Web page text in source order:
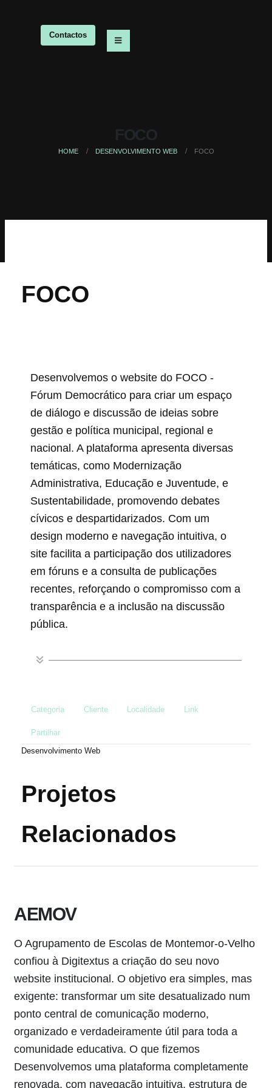
Contactos
FOCO
HOME DESENVOLVIMENTO WEB FOCO
FOCO
Desenvolvemos o website do FOCO -
Fórum Democrático para criar um espaço
de diálogo e discussão de ideias sobre
gestão e política municipal, regional e
nacional. A plataforma apresenta diversas
temáticas, como Modernização
Administrativa, Educação e Juventude, e
Sustentabilidade, promovendo debates
cívicos e despartidarizados. Com um
design moderno e navegação intuitiva, o
site facilita a participação dos utilizadores
em fóruns e a consulta de publicações
recentes, reforçando o compromisso com a
transparência e a inclusão na discussão
pública. ​
Categoria Cliente Localidade Link
Partilhar
Desenvolvimento Web
Projetos
Relacionados
AEMOV
O Agrupamento de Escolas de Montemor-o-Velho
confiou à Digitextus a criação do seu novo
website institucional. O objetivo era simples, mas
exigente: transformar um site desatualizado num
ponto central de comunicação moderno,
organizado e verdadeiramente útil para toda a
comunidade educativa. O que fizemos
Desenvolvemos uma plataforma completamente
renovada, com navegação intuitiva, estrutura de